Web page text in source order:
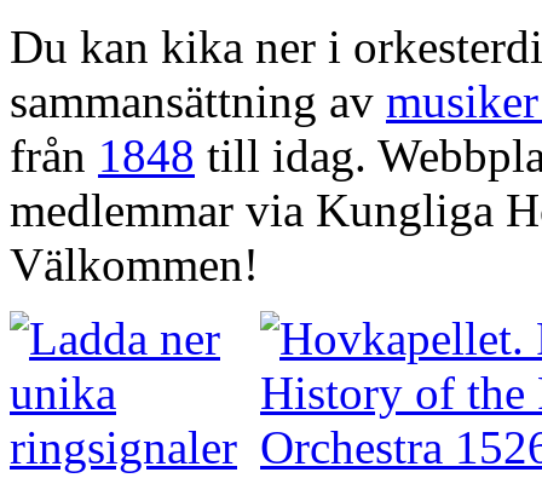
Du kan kika ner i
sammansättning av
från 1848 till idag.
medlemmar via Kungliga
Välkommen!